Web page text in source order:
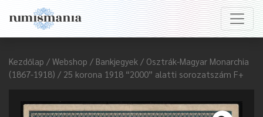
Kezdőlap / Webshop / Bankjegyek / Osztrák-Magyar Monarchia
(1867-1918) / 25 korona 1918 “2000” alatti sorozatszám F+